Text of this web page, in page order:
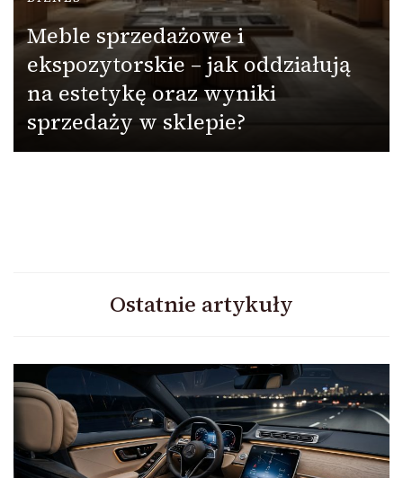
Meble sprzedażowe i
ekspozytorskie – jak oddziałują
na estetykę oraz wyniki
sprzedaży w sklepie?
Ostatnie artykuły